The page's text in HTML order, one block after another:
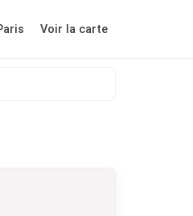
Voir la carte